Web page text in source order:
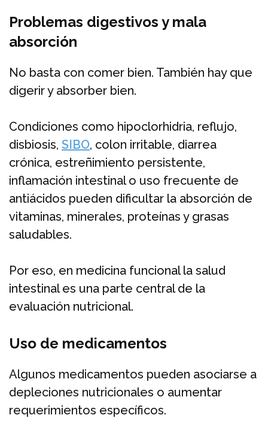
Problemas digestivos y mala
absorción
No basta con comer bien. También hay que
digerir y absorber bien.
Condiciones como hipoclorhidria, reflujo,
disbiosis, SIBO, colon irritable, diarrea
crónica, estreñimiento persistente,
inflamación intestinal o uso frecuente de
antiácidos pueden dificultar la absorción de
vitaminas, minerales, proteínas y grasas
saludables.
Por eso, en medicina funcional la salud
intestinal es una parte central de la
evaluación nutricional.
Uso de medicamentos
Algunos medicamentos pueden asociarse a
depleciones nutricionales o aumentar
requerimientos específicos.